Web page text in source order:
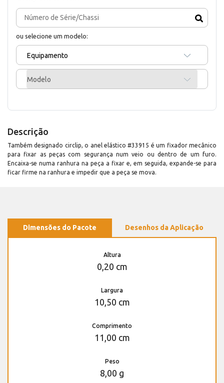
ou selecione um modelo:
Equipamento
Modelo
Descrição
Também designado circlip, o anel elástico #33915 é um fixador mecânico
para fixar as peças com segurança num veio ou dentro de um furo.
Encaixa-se numa ranhura na peça a fixar e, em seguida, expande-se para
ficar firme na ranhura e impedir que a peça se mova.
Dimensões do Pacote Desenhos da Aplicação
Altura
0,20 cm
Largura
10,50 cm
Comprimento
11,00 cm
Peso
8,00 g